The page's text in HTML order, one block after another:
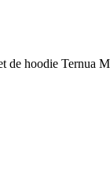
hoodie Ternua